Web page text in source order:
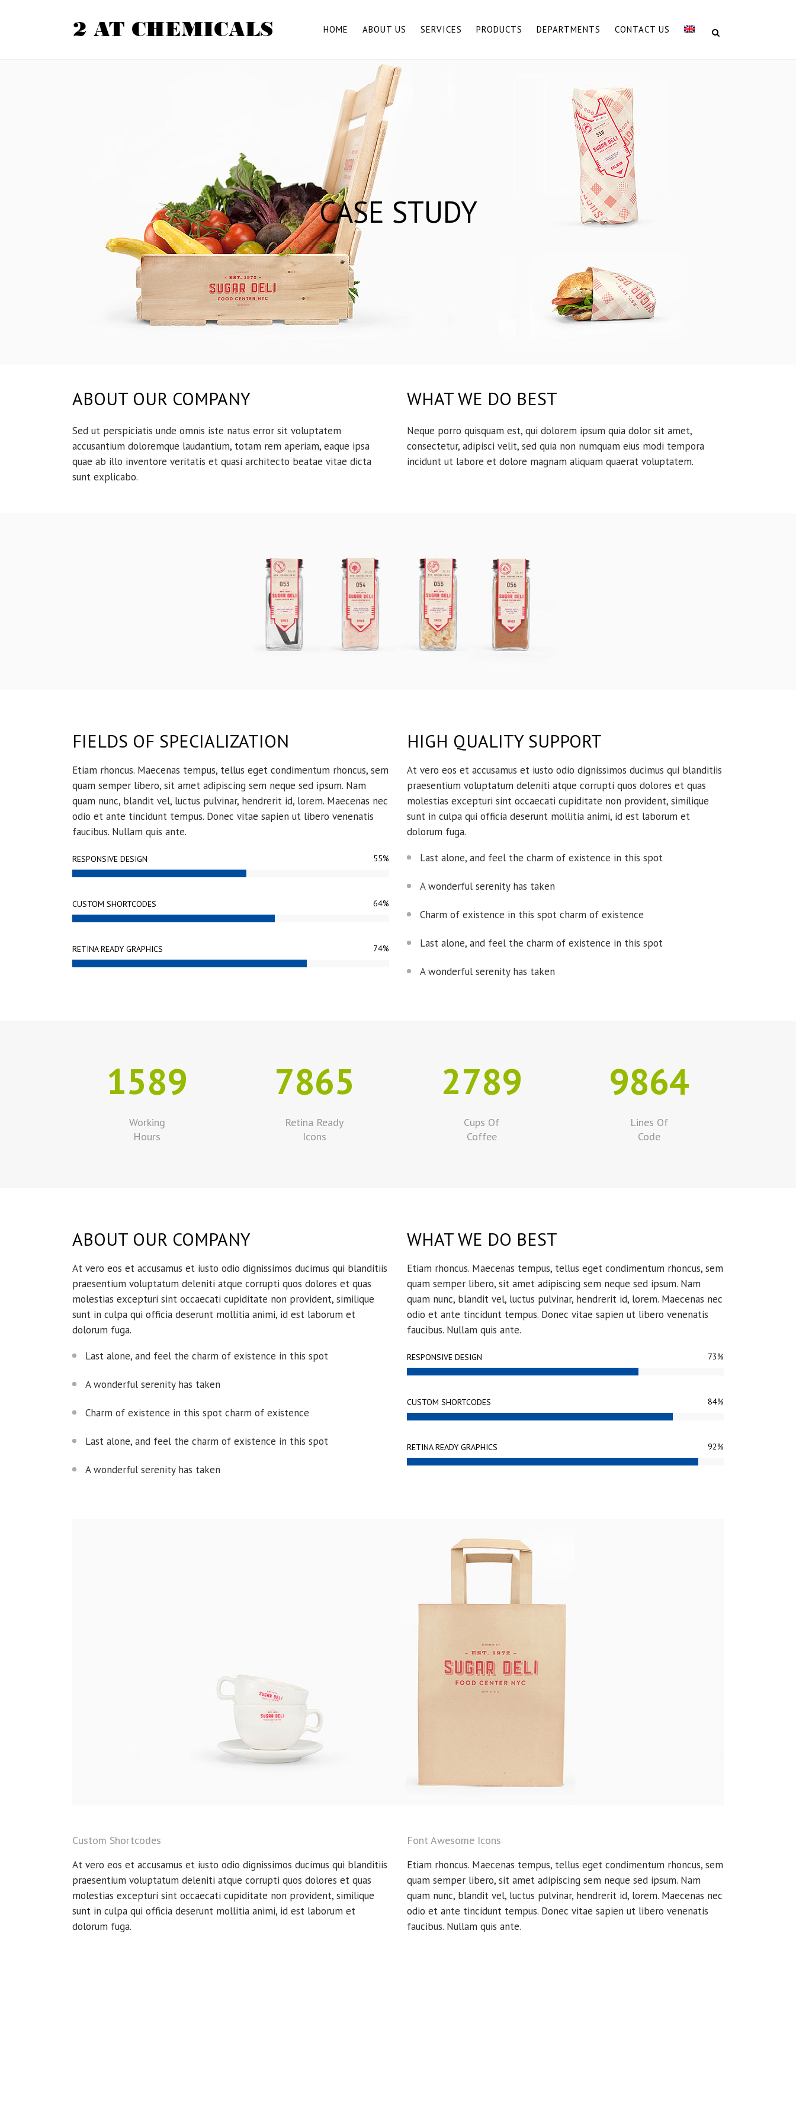
HOME ABOUT US SERVICES PRODUCTS DEPARTMENTS CONTACT US
CASE STUDY
ABOUT OUR COMPANY
Sed ut perspiciatis unde omnis iste natus error sit voluptatem
accusantium doloremque laudantium, totam rem aperiam, eaque ipsa
quae ab illo inventore veritatis et quasi architecto beatae vitae dicta
sunt explicabo.
WHAT WE DO BEST
Neque porro quisquam est, qui dolorem ipsum quia dolor sit amet,
consectetur, adipisci velit, sed quia non numquam eius modi tempora
incidunt ut labore et dolore magnam aliquam quaerat voluptatem.
FIELDS OF SPECIALIZATION
Etiam rhoncus. Maecenas tempus, tellus eget condimentum rhoncus, sem
quam semper libero, sit amet adipiscing sem neque sed ipsum. Nam
quam nunc, blandit vel, luctus pulvinar, hendrerit id, lorem. Maecenas nec
odio et ante tincidunt tempus. Donec vitae sapien ut libero venenatis
faucibus. Nullam quis ante.
RESPONSIVE DESIGN 55%
CUSTOM SHORTCODES 64%
RETINA READY GRAPHICS 74%
HIGH QUALITY SUPPORT
At vero eos et accusamus et iusto odio dignissimos ducimus qui blanditiis
praesentium voluptatum deleniti atque corrupti quos dolores et quas
molestias excepturi sint occaecati cupiditate non provident, similique
sunt in culpa qui officia deserunt mollitia animi, id est laborum et
dolorum fuga.
Last alone, and feel the charm of existence in this spot
A wonderful serenity has taken
Charm of existence in this spot charm of existence
Last alone, and feel the charm of existence in this spot
A wonderful serenity has taken
1589
Working
Hours
7865
Retina Ready
Icons
2789
Cups Of
Coffee
9864
Lines Of
Code
ABOUT OUR COMPANY
At vero eos et accusamus et iusto odio dignissimos ducimus qui blanditiis
praesentium voluptatum deleniti atque corrupti quos dolores et quas
molestias excepturi sint occaecati cupiditate non provident, similique
sunt in culpa qui officia deserunt mollitia animi, id est laborum et
dolorum fuga.
Last alone, and feel the charm of existence in this spot
A wonderful serenity has taken
Charm of existence in this spot charm of existence
Last alone, and feel the charm of existence in this spot
A wonderful serenity has taken
WHAT WE DO BEST
Etiam rhoncus. Maecenas tempus, tellus eget condimentum rhoncus, sem
quam semper libero, sit amet adipiscing sem neque sed ipsum. Nam
quam nunc, blandit vel, luctus pulvinar, hendrerit id, lorem. Maecenas nec
odio et ante tincidunt tempus. Donec vitae sapien ut libero venenatis
faucibus. Nullam quis ante.
RESPONSIVE DESIGN 73%
CUSTOM SHORTCODES 84%
RETINA READY GRAPHICS 92%
Custom Shortcodes
At vero eos et accusamus et iusto odio dignissimos ducimus qui blanditiis
praesentium voluptatum deleniti atque corrupti quos dolores et quas
molestias excepturi sint occaecati cupiditate non provident, similique
sunt in culpa qui officia deserunt mollitia animi, id est laborum et
dolorum fuga.
Font Awesome Icons
Etiam rhoncus. Maecenas tempus, tellus eget condimentum rhoncus, sem
quam semper libero, sit amet adipiscing sem neque sed ipsum. Nam
quam nunc, blandit vel, luctus pulvinar, hendrerit id, lorem. Maecenas nec
odio et ante tincidunt tempus. Donec vitae sapien ut libero venenatis
faucibus. Nullam quis ante.